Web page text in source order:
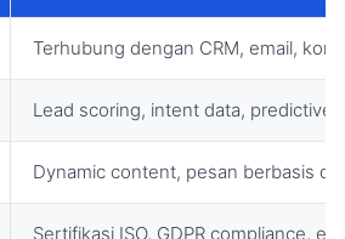
Terhubung dengan CRM, email,
Lead scoring, intent data, predictive
Dynamic content, pesan berbasis
Sertifikasi ISO, GDPR compliance,